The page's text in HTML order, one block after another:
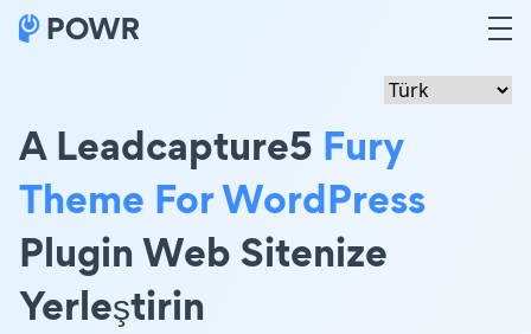
A Leadcapture5 Fury
Theme For WordPress
Plugin Web Sitenize
Yerleştirin